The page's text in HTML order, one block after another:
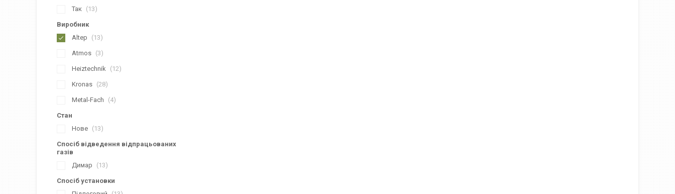
Так
13
Виробник
Altep
13
Atmos 3
Heiztechnik 12
Kronas 28
Metal-Fach 4
Стан
Нове
13
Спосіб відведення відпрацьованих
газів
Димар
13
Спосіб установки